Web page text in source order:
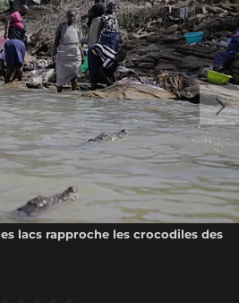
lacs rapproche les crocodiles des